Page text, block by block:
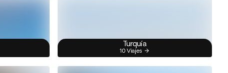
Turquía
10 Viajes